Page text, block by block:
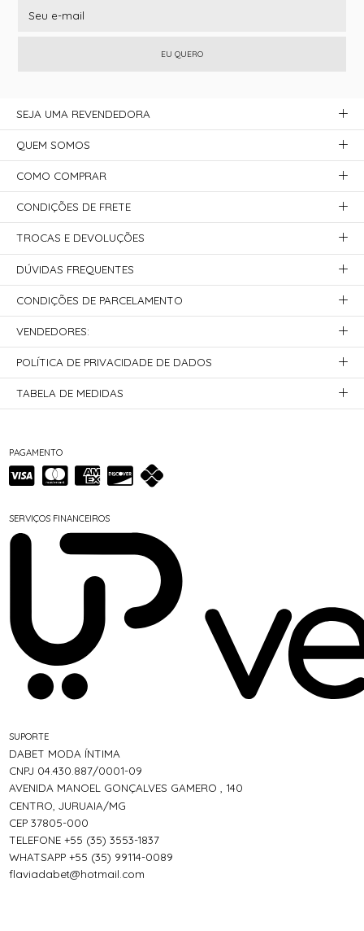
EU QUERO
PAGAMENTO
SERVIÇOS FINANCEIROS
SUPORTE
DABET MODA ÍNTIMA
CNPJ 04.430.887/0001-09
AVENIDA MANOEL GONÇALVES GAMERO , 140
CENTRO, JURUAIA/MG
CEP 37805-000
TELEFONE +55 (35) 3553-1837
WHATSAPP +55 (35) 99114-0089
flaviadabet@hotmail.com
SEJA UMA REVENDEDORA
QUEM SOMOS
COMO COMPRAR
CONDIÇÕES DE FRETE
TROCAS E DEVOLUÇÕES
DÚVIDAS FREQUENTES
CONDIÇÕES DE PARCELAMENTO
VENDEDORES:
POLÍTICA DE PRIVACIDADE DE DADOS
TABELA DE MEDIDAS